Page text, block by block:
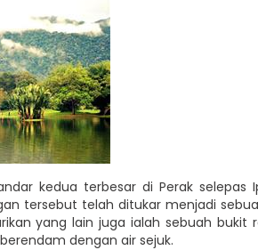
kedua terbesar di Perak
tersebut telah ditukar menjadi
yang lain juga ialah sebuah
dengan air sejuk.